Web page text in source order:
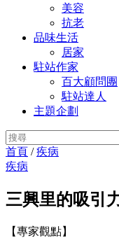
美容
抗老
品味生活
居家
駐站作家
百大顧問團
駐站達人
主題企劃
首頁 /疾病
疾病
三興里的吸引
【專家觀點】